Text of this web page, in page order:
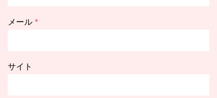
メール *
サイト